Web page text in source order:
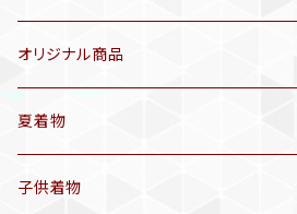
オリジナル商品
袷着物(10〜5月頃)
セオα 着物(5〜9月頃)
夏着物
アンティーク着物
子供着物